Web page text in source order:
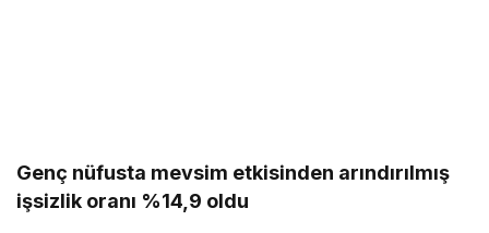
Genç nüfusta mevsim etkisinden arındırılmış
işsizlik oranı %14,9 oldu